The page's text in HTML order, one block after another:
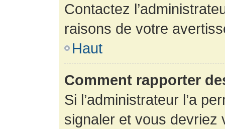
Contactez
raisons de votre
Haut
Comment rapporter
Si l’administrateur l’a
signaler et vous devriez